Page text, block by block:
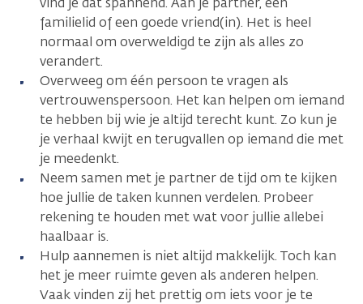
familielid of een goede vriend(in). Het is heel
normaal om overweldigd te zijn als alles zo
verandert.
Overweeg om één persoon te vragen als
vertrouwenspersoon. Het kan helpen om iemand
te hebben bij wie je altijd terecht kunt. Zo kun je
je verhaal kwijt en terugvallen op iemand die met
je meedenkt.
Neem samen met je partner de tijd om te kijken
hoe jullie de taken kunnen verdelen. Probeer
rekening te houden met wat voor jullie allebei
haalbaar is.
Hulp aannemen is niet altijd makkelijk. Toch kan
het je meer ruimte geven als anderen helpen.
Vaak vinden zij het prettig om iets voor je te